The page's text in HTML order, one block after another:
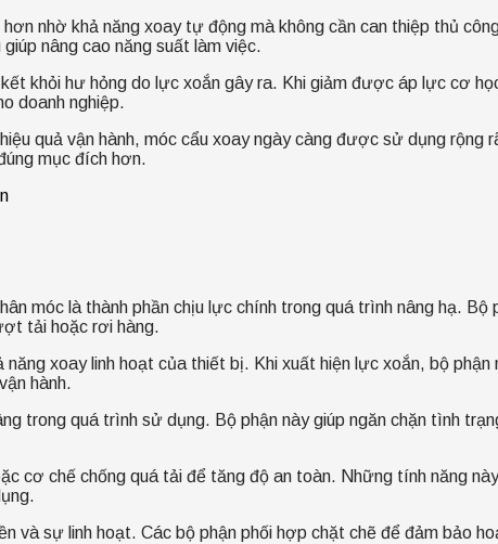
nhờ khả năng xoay tự động mà không cần can thiệp thủ
nâng cao năng suất làm việc.
khỏi hư hỏng do lực xoắn gây ra. Khi giảm được áp lực cơ
doanh nghiệp.
quả vận hành, móc cẩu xoay ngày càng được sử dụng rộng
mục đích hơn.
móc là thành phần chịu lực chính trong quá trình nâng hạ.
tải hoặc rơi hàng.
xoay linh hoạt của thiết bị. Khi xuất hiện lực xoắn, bộ
hành.
trong quá trình sử dụng. Bộ phận này giúp ngăn chặn tình
cơ chế chống quá tải để tăng độ an toàn. Những tính năng
và sự linh hoạt. Các bộ phận phối hợp chặt chẽ để đảm bảo